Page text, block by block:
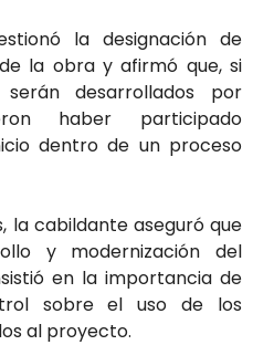
la designación de
la obra y afirmó que, si
desarrollados por
haber participado
dentro de un proceso
la cabildante aseguró que
y modernización del
en la importancia de
sobre el uso de los
al proyecto.